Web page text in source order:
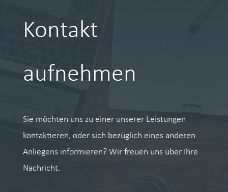
Kontakt
aufnehmen
Sie möchten uns zu einer unserer Leistungen
kontaktieren, oder sich bezüglich eines anderen
Anliegens informieren? Wir freuen uns über Ihre
Nachricht.